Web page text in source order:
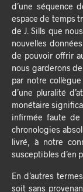
d’une séquence
espace de temps
de J. Sills que
nouvelles
de pouvoir offrir
nous garderons
par notre
d’une pluralité
monétaire
infirmée faute de
chronologies
livré, à notre
susceptibles d’en
En d’autres
soit sans